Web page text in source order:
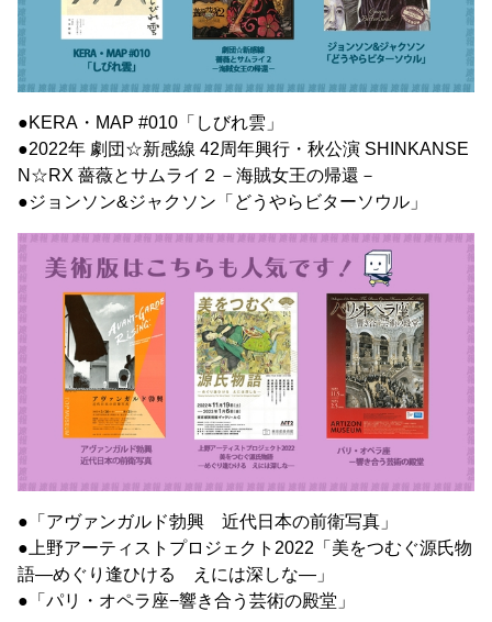
●KERA・MAP #010「しびれ雲」
●2022年 劇団☆新感線 42周年興行・秋公演 SHINKANSE
N☆RX 薔薇とサムライ２－海賊女王の帰還－
●ジョンソン&ジャクソン「どうやらビターソウル」
●「アヴァンガルド勃興 近代日本の前衛写真」
●上野アーティストプロジェクト2022「美をつむぐ源氏物
語―めぐり逢ひける えには深しな―」
●「パリ・オペラ座−響き合う芸術の殿堂」